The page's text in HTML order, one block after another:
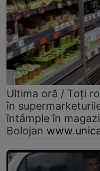
Ultima oră / Toți
în
întâmple în
Bolojan